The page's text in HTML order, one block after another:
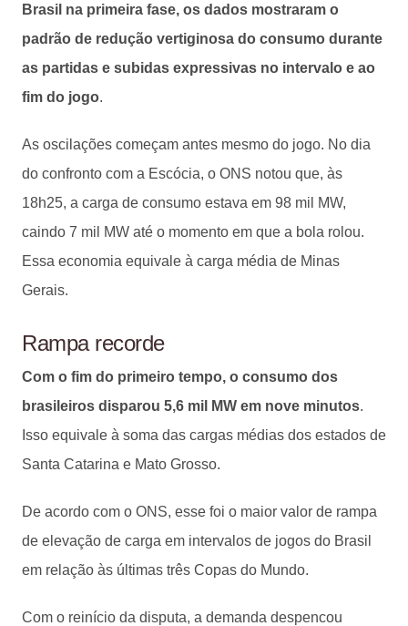
Brasil na primeira fase, os dados mostraram o
padrão de redução vertiginosa do consumo durante
as partidas e subidas expressivas no intervalo e ao
fim do jogo.
As oscilações começam antes mesmo do jogo. No dia
do confronto com a Escócia, o ONS notou que, às
18h25, a carga de consumo estava em 98 mil MW,
caindo 7 mil MW até o momento em que a bola rolou.
Essa economia equivale à carga média de Minas
Gerais.
Rampa recorde
Com o fim do primeiro tempo, o consumo dos
brasileiros disparou 5,6 mil MW em nove minutos.
Isso equivale à soma das cargas médias dos estados de
Santa Catarina e Mato Grosso.
De acordo com o ONS, esse foi o maior valor de rampa
de elevação de carga em intervalos de jogos do Brasil
em relação às últimas três Copas do Mundo.
Com o reinício da disputa, a demanda despencou